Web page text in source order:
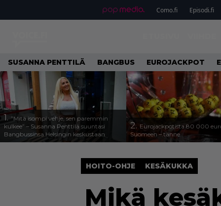
Como.fi Episodi.fi
SUSANNA PENTTILÄ BANGBUS EUROJACKPOT
1. ”Mitä isompi vehje, sen paremmin
kulkee” – Susanna Penttilä suuntasi
Bangbussinsa Helsingin keskustaan
2. Eurojackpotista 80 000
Suomeen – tänne
HOITO-OHJE KESÄKUKKA
Mikä